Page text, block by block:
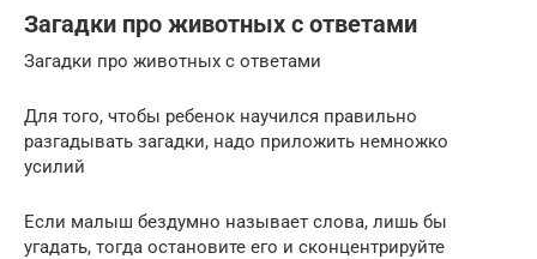
Загадки про животных с ответами
Загадки про животных с ответами
Для того, чтобы ребенок научился правильно
разгадывать загадки, надо приложить немножко
усилий
Если малыш бездумно называет слова, лишь бы
угадать, тогда остановите его и сконцентрируйте